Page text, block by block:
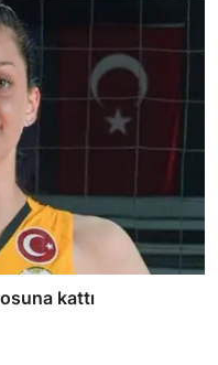
kattı